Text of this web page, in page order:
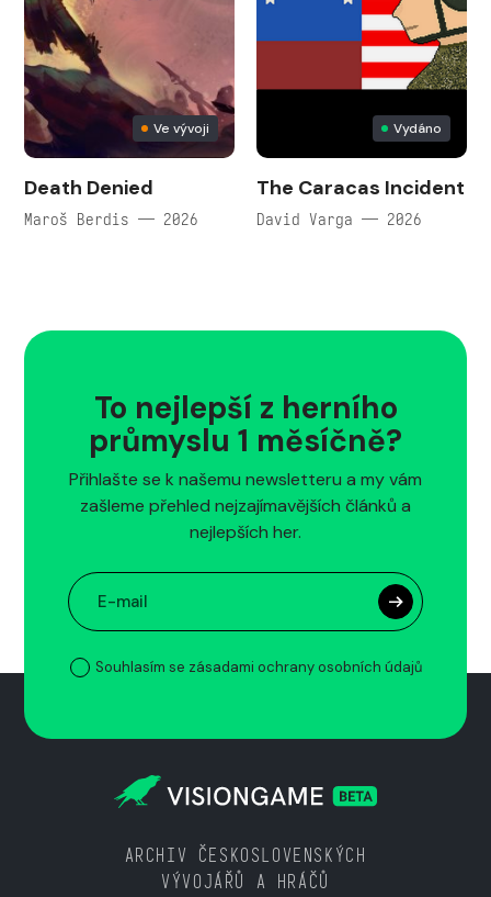
Ve vývoji
Death Denied
Maroš Berdis — 2026
Vydáno
The Caracas Incident
David Varga — 2026
To nejlepší z herního
průmyslu 1 měsíčně?
Přihlašte se k našemu newsletteru a my vám
zašleme přehled nejzajímavějších článků a
nejlepších her.
Souhlasím se zásadami ochrany osobních údajů
ARCHIV ČESKOSLOVENSKÝCH
VÝVOJÁŘŮ A HRÁČŮ